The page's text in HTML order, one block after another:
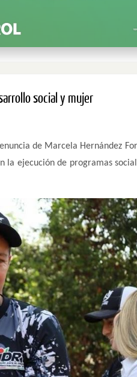
social y mujer
de Marcela Hernández
la ejecución de programas